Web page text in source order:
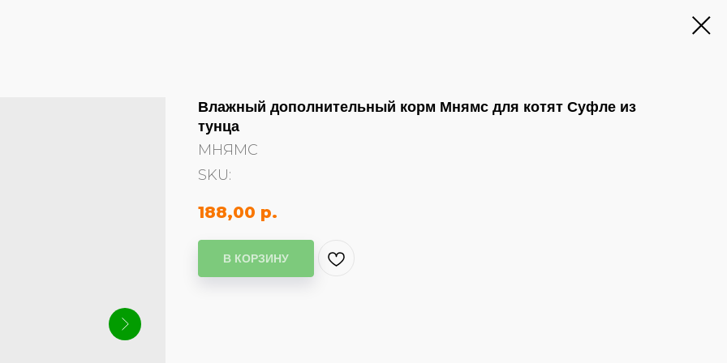
Влажный дополнительный корм Мнямс для котят Суфле из
тунца
МНЯМС
SKU:
188,00 р.
В КОРЗИНУ